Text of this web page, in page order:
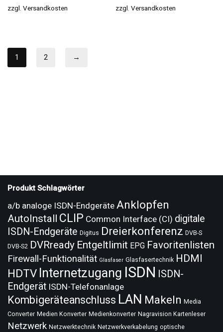
zzgl. Versandkosten zzgl.Versandkosten
1 2 →
Produkt Schlagwörter
a/b analoge ISDN-Endgeräte Anklopfen
AutoInstall CLIP Common Interface (CI) digitale
ISDN-Endgeräte Digitus Dreierkonferenz DVB-S
DVB-S2 DVRready Entgeltlimit EPG Favoritenlisten
Firewall-Funktionalität Glasfaser Glasfasertechnik HDMI
HDTV Internetzugang ISDN ISDN-
Endgerät ISDN-Telefonanlage
Kombigeräteanschluss LAN Makeln Media
Converter Medien Konverter Medienkonverter Nagravision Kartenleser
Netzwerk Netzwerktechnik Netzwerkverkabelung optische